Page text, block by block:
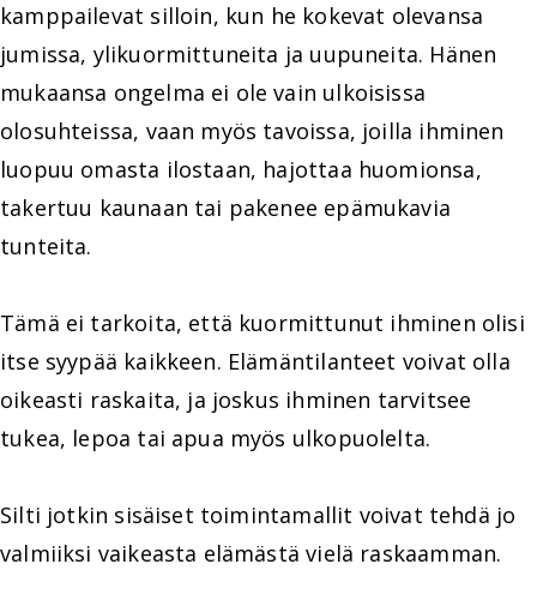
kamppailevat silloin, kun he kokevat olevansa
jumissa, ylikuormittuneita ja uupuneita. Hänen
mukaansa ongelma ei ole vain ulkoisissa
olosuhteissa, vaan myös tavoissa, joilla ihminen
luopuu omasta ilostaan, hajottaa huomionsa,
takertuu kaunaan tai pakenee epämukavia
tunteita.
Tämä ei tarkoita, että kuormittunut ihminen olisi
itse syypää kaikkeen. Elämäntilanteet voivat olla
oikeasti raskaita, ja joskus ihminen tarvitsee
tukea, lepoa tai apua myös ulkopuolelta.
Silti jotkin sisäiset toimintamallit voivat tehdä jo
valmiiksi vaikeasta elämästä vielä raskaamman.